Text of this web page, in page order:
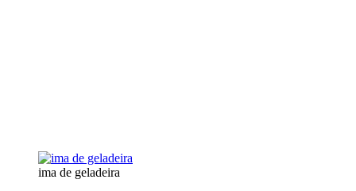
ima de geladeira